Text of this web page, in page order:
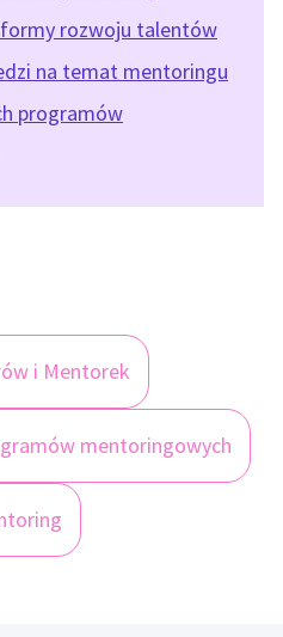
rozwoju talentów
na temat mentoringu
programów
i Mentorek
mentoringowych